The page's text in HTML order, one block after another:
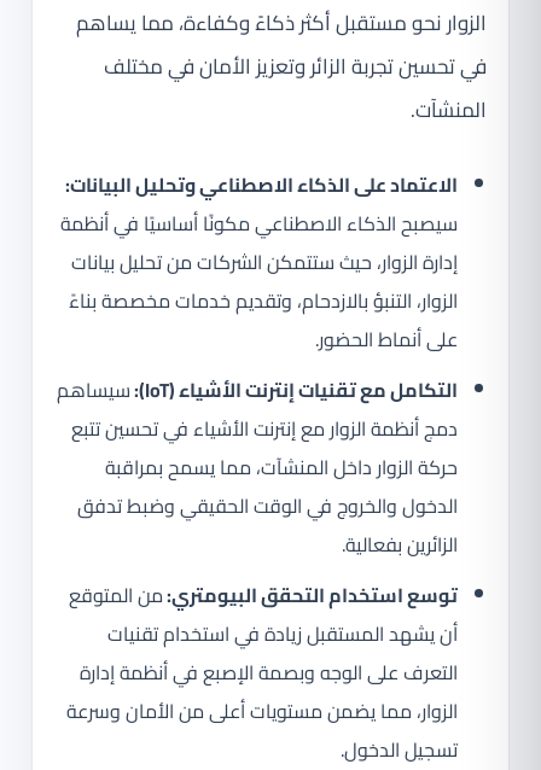
الزوار نحو مستقبل أكثر ذكاءً وكفاءة، مما يساهم
في تحسين تجربة الزائر وتعزيز الأمان في مختلف
المنشآت.
الاعتماد على الذكاء الاصطناعي وتحليل البيانات:
سيصبح الذكاء الاصطناعي مكونًا أساسيًا في أنظمة
إدارة الزوار، حيث ستتمكن الشركات من تحليل بيانات
الزوار، التنبؤ بالازدحام، وتقديم خدمات مخصصة بناءً
على أنماط الحضور.
التكامل مع تقنيات إنترنت الأشياء (IoT):
سيساهم
دمج أنظمة الزوار مع إنترنت الأشياء في تحسين تتبع
حركة الزوار داخل المنشآت، مما يسمح بمراقبة
الدخول والخروج في الوقت الحقيقي وضبط تدفق
الزائرين بفعالية.
توسع استخدام التحقق البيومتري:من المتوقع
أن يشهد المستقبل زيادة في استخدام تقنيات
التعرف على الوجه وبصمة الإصبع في أنظمة إدارة
الزوار، مما يضمن مستويات أعلى من الأمان وسرعة
تسجيل الدخول.